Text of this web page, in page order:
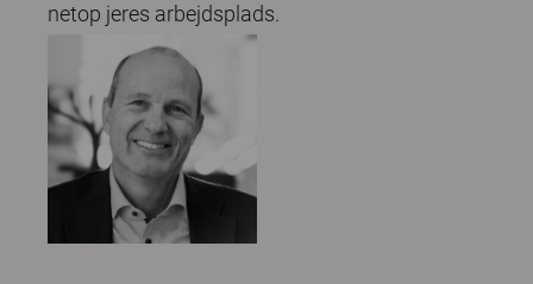
netop jeres arbejdsplads.